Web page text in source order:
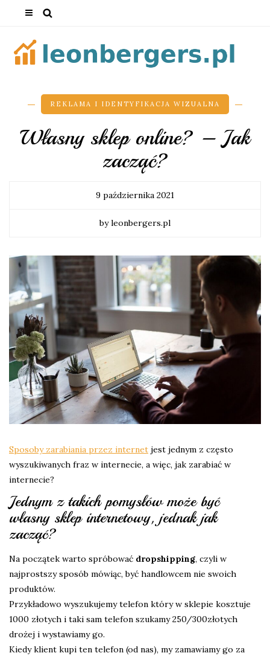
REKLAMA I IDENTYFIKACJA WIZUALNA
Własny sklep online? – Jak
zacząć?
9 października 2021
by leonbergers.pl
Sposoby zarabiania przez internet jest jednym z często
wyszukiwanych fraz w internecie, a więc, jak zarabiać w
internecie?
Jednym z takich pomysłów może być
własny sklep internetowy, jednak jak
zacząć?
Na początek warto spróbować dropshipping, czyli w
najprostszy sposób mówiąc, być handlowcem nie swoich
produktów.
Przykładowo wyszukujemy telefon który w sklepie kosztuje
1000 złotych i taki sam telefon szukamy 250/300złotych
drożej i wystawiamy go.
Kiedy klient kupi ten telefon (od nas), my zamawiamy go za